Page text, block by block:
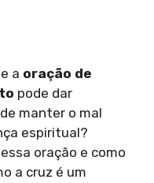
a oração de
pode dar
manter o mal
espiritual?
oração e como
a cruz é um